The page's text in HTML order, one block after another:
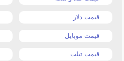
قیمت دلار
قیمت موبایل
قیمت تبلت